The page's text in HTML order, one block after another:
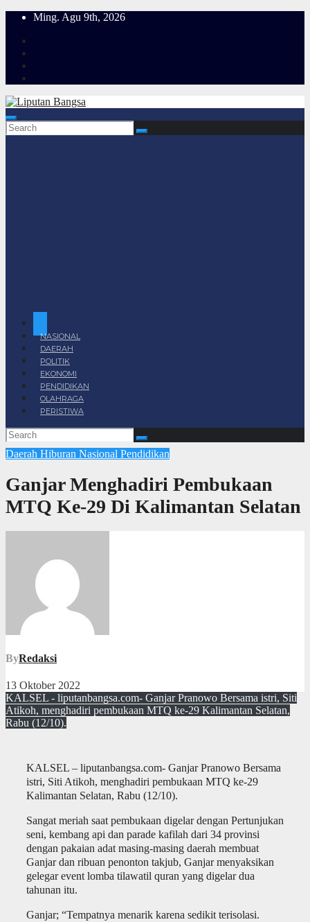
Skip
content
Ming. Agu 9th, 2026
NASIONAL
DAERAH
POLITIK
EKONOMI
PENDIDIKAN
OLAHRAGA
PERISTIWA
Daerah Hiburan Nasional Pendidikan
Ganjar Menghadiri Pembukaan
MTQ Ke-29 Di Kalimantan Selatan
ByRedaksi
13 Oktober 2022
KALSEL - liputanbangsa.com- Ganjar Pranowo Bersama istri, Siti
Atikoh, menghadiri pembukaan MTQ ke-29 Kalimantan Selatan,
Rabu (12/10).
KALSEL – liputanbangsa.com- Ganjar Pranowo Bersama
istri, Siti Atikoh, menghadiri pembukaan MTQ ke-29
Kalimantan Selatan, Rabu (12/10).
Sangat meriah saat pembukaan digelar dengan Pertunjukan
seni, kembang api dan parade kafilah dari 34 provinsi
dengan pakaian adat masing-masing daerah membuat
Ganjar dan ribuan penonton takjub, Ganjar menyaksikan
gelegar event lomba tilawatil quran yang digelar dua
tahunan itu.
Ganjar; “Tempatnya menarik karena sedikit terisolasi.